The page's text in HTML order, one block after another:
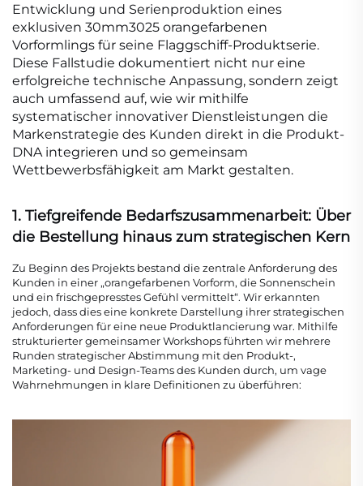
Entwicklung und Serienproduktion eines
exklusiven 30mm3025 orangefarbenen
Vorformlings für seine Flaggschiff-Produktserie.
Diese Fallstudie dokumentiert nicht nur eine
erfolgreiche technische Anpassung, sondern zeigt
auch umfassend auf, wie wir mithilfe
systematischer innovativer Dienstleistungen die
Markenstrategie des Kunden direkt in die Produkt-
DNA integrieren und so gemeinsam
Wettbewerbsfähigkeit am Markt gestalten.
1. Tiefgreifende Bedarfszusammenarbeit: Über
die Bestellung hinaus zum strategischen Kern
Zu Beginn des Projekts bestand die zentrale Anforderung des
Kunden in einer „orangefarbenen Vorform, die Sonnenschein
und ein frischgepresstes Gefühl vermittelt“. Wir erkannten
jedoch, dass dies eine konkrete Darstellung ihrer strategischen
Anforderungen für eine neue Produktlancierung war. Mithilfe
strukturierter gemeinsamer Workshops führten wir mehrere
Runden strategischer Abstimmung mit den Produkt-,
Marketing- und Design-Teams des Kunden durch, um vage
Wahrnehmungen in klare Definitionen zu überführen: